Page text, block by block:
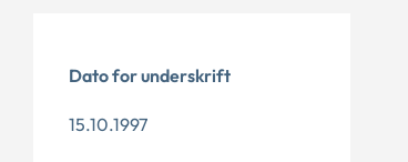
Dato for underskrift
15.10.1997